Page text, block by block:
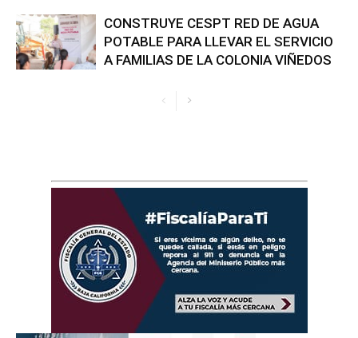
CONSTRUYE CESPT RED DE AGUA
POTABLE PARA LLEVAR EL SERVICIO
A FAMILIAS DE LA COLONIA VIÑEDOS